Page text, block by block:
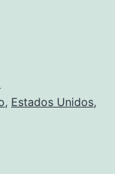
, Estados Unidos,